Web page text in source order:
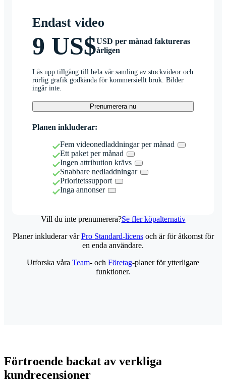
Endast video
9 US$USD per månad faktureras
årligen
Lås upp tillgång till hela vår samling av stockvideor och
rörlig grafik godkända för kommersiellt bruk. Bilder
ingår inte.
Prenumerera nu
Planen inkluderar:
Fem videonedladdningar per månad
Ett paket per månad
Ingen attribution krävs
Snabbare nedladdningar
Prioritetssupport
Inga annonser
Vill du inte prenumerera?Se fler köpalternativ
Planer inkluderar vårPro Standard-licensoch är för åtkomst för
en enda användare.
Utforska våra Team- och Företag-planer för ytterligare
funktioner.
Förtroende backat av verkliga
kundrecensioner